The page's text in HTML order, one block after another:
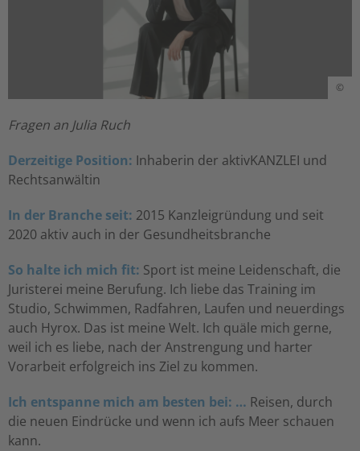
©
Fragen an Julia Ruch
Derzeitige Position: Inhaberin der aktivKANZLEI und
Rechtsanwältin
In der Branche seit: 2015 Kanzleigründung und seit
2020 aktiv auch in der Gesundheitsbranche
So halte ich mich fit: Sport ist meine Leidenschaft, die
Juristerei meine Berufung. Ich liebe das Training im
Studio, Schwimmen, Radfahren, Laufen und neuerdings
auch Hyrox. Das ist meine Welt. Ich quäle mich gerne,
weil ich es liebe, nach der Anstrengung und harter
Vorarbeit erfolgreich ins Ziel zu kommen.
Ich entspanne mich am besten bei: … Reisen, durch
die neuen Eindrücke und wenn ich aufs Meer schauen
kann.